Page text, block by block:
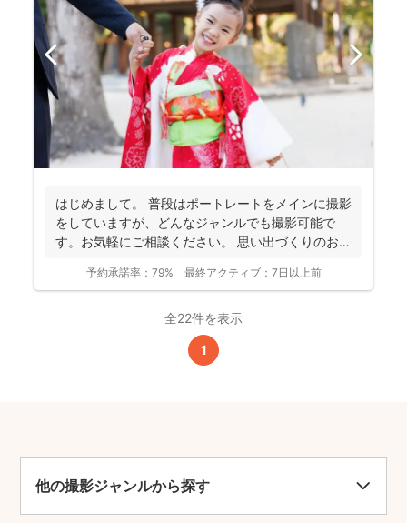
はじめまして。 普段はポートレートをメインに撮影
をしていますが、どんなジャンルでも撮影可能で
す。お気軽にご相談ください。 思い出づくりのお手
予約承諾率： 79% 最終アクティブ： 7日以上前
全22件を表示
1
他の撮影ジャンルから探す